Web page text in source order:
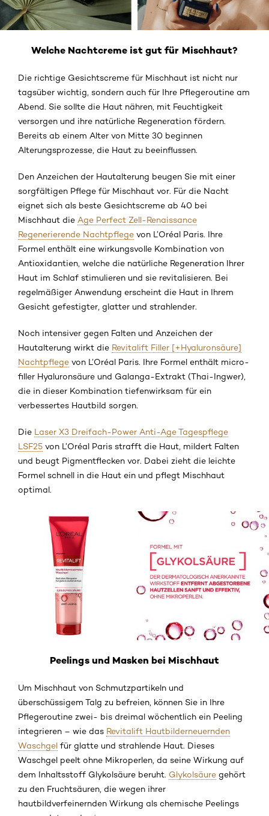
Welche Nachtcreme ist gut für Mischhaut?
Die richtige Gesichtscreme für Mischhaut ist nicht nur
tagsüber wichtig, sondern auch für Ihre Pflegeroutine am
Abend. Sie sollte die Haut nähren, mit Feuchtigkeit
versorgen und ihre natürliche Regeneration fördern.
Bereits ab einem Alter von Mitte 30 beginnen
Alterungsprozesse, die Haut zu beeinflussen.
Den Anzeichen der Hautalterung beugen Sie mit einer
sorgfältigen Pflege für Mischhaut vor. Für die Nacht
eignet sich als beste Gesichtscreme ab 40 bei
Mischhaut die Age Perfect Zell-Renaissance
Regenerierende Nachtpflege von L’Oréal Paris. Ihre
Formel enthält eine wirkungsvolle Kombination von
Antioxidantien, welche die natürliche Regeneration Ihrer
Haut im Schlaf stimulieren und sie revitalisieren. Bei
regelmäßiger Anwendung erscheint die Haut in Ihrem
Gesicht gefestigter, glatter und strahlender.
Noch intensiver gegen Falten und Anzeichen der
Hautalterung wirkt die Revitalift Filler [+Hyaluronsäure]
Nachtpflege von L’Oréal Paris. Ihre Formel enthält micro-
filler Hyaluronsäure und Galanga-Extrakt (Thai-Ingwer),
die in dieser Kombination tiefenwirksam für ein
verbessertes Hautbild sorgen.
Die Laser X3 Dreifach-Power Anti-Age Tagespflege
LSF25 von L’Oréal Paris strafft die Haut, mildert Falten
und beugt Pigmentflecken vor. Dabei zieht die leichte
Formel schnell in die Haut ein und pflegt Mischhaut
optimal.
Peelings und Masken bei Mischhaut
Um Mischhaut von Schmutzpartikeln und
überschüssigem Talg zu befreien, können Sie in Ihre
Pflegeroutine zwei- bis dreimal wöchentlich ein Peeling
integrieren – wie das Revitalift Hautbilderneuernden
Waschgel für glatte und strahlende Haut. Dieses
Waschgel peelt ohne Mikroperlen, da seine Wirkung auf
dem Inhaltsstoff Glykolsäure beruht. Glykolsäure gehört
zu den Fruchtsäuren, die wegen ihrer
hautbildverfeinernden Wirkung als chemische Peelings